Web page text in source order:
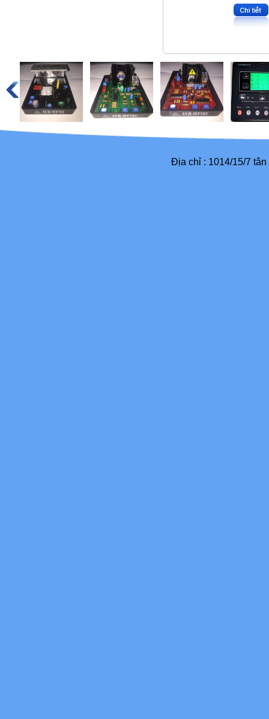
Địa chỉ : 1014/15/7 tân